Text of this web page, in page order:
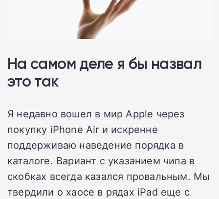
На самом деле я бы назвал
это так
Я недавно вошел в мир Apple через
покупку iPhone Air и искренне
поддерживаю наведение порядка в
каталоге. Вариант с указанием чипа в
скобках всегда казался провальным. Мы
твердили о хаосе в рядах iPad еще с